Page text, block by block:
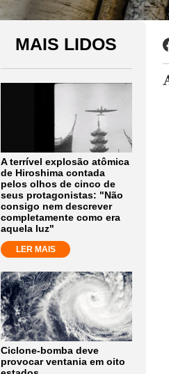
MAIS LIDOS
A terrível explosão atômica
de Hiroshima contada
pelos olhos de cinco de
seus protagonistas: "Não
consigo nem descrever
completamente como era
aquela luz"
LER MAIS
Ciclone-bomba deve
provocar ventania em oito